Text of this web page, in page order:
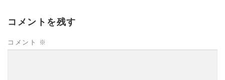
コメントを残す
コメント ※